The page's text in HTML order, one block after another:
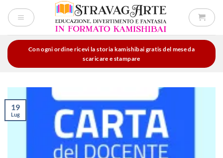
Con ogni ordine ricevi la storia kamishibai gratis del mese da
scaricare e stampare
19
Lug